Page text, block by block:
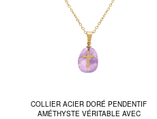
COLLIER ACIER DORÉ PENDENTIF
AMÉTHYSTE VÉRITABLE AVEC